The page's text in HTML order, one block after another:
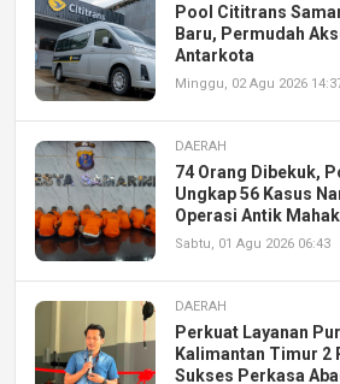
Pool Cititrans
Baru, Permudah
Antarkota
Minggu, 02 Agu 2026
DAERAH
74 Orang Dibekuk,
Ungkap 56 Kasus
Operasi Antik
Sabtu, 01 Agu 2026 06:43
DAERAH
Perkuat Layanan
Kalimantan Timur 2
Sukses Perkasa